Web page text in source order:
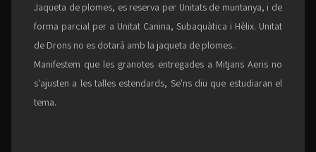
Jaqueta de plomes, es reserva per Unitats de muntanya, i de
forma parcial per a Unitat Canina, Subaquàtica i Hèlix. Unitat
de Drons no es dotarà amb la jaqueta de plomes.
Manifestem que les granotes entregades a Mitjans Aeris no
s'ajusten a les talles estendards, Se'ns diu que estudiaran el
tema.